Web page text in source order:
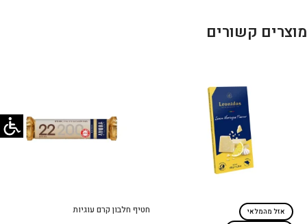
מוצרים קשורים
אזל מהמלאי
חטיף חלבון קרם עוגיות